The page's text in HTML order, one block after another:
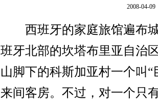
2008-04-
西班牙的家庭旅馆遍布城
班牙北部的坎塔布里亚自治
山脚下的科斯加亚村一个叫
来间客房。不过，对一个只